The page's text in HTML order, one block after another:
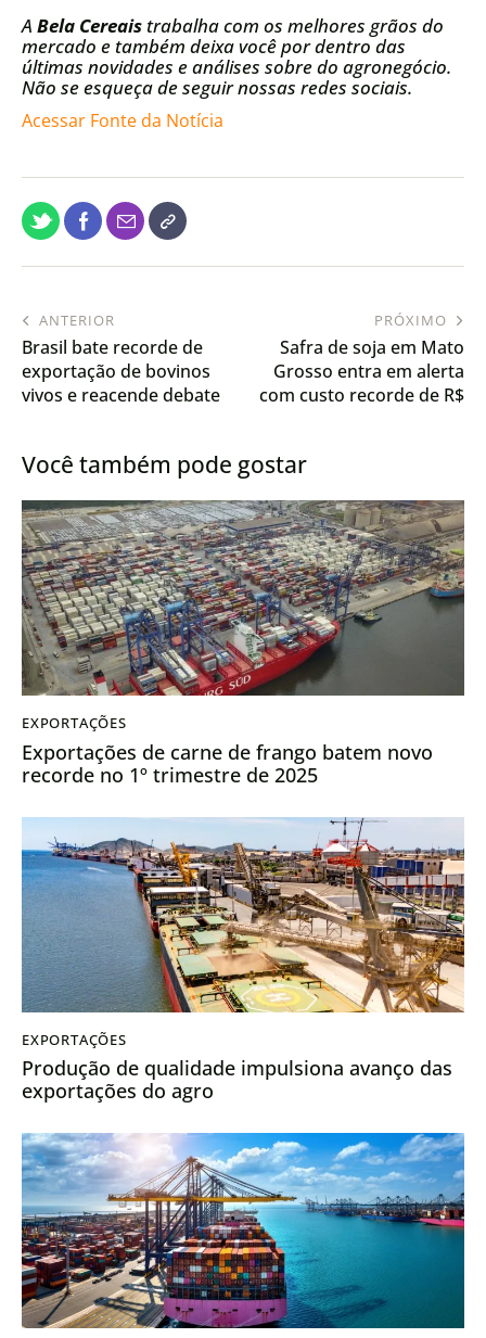
A Bela Cereais trabalha com os melhores grãos do
mercado e também deixa você por dentro das
últimas novidades e análises sobre do agronegócio.
Não se esqueça de seguir nossas redes sociais.
Acessar Fonte da Notícia
ANTERIOR
Brasil bate recorde de
exportação de bovinos
vivos e reacende debate
PRÓXIMO
Safra de soja em Mato
Grosso entra em alerta
com custo recorde de R$
Você também pode gostar
EXPORTAÇÕES
Exportações de carne de frango batem novo
recorde no 1º trimestre de 2025
EXPORTAÇÕES
Produção de qualidade impulsiona avanço das
exportações do agro